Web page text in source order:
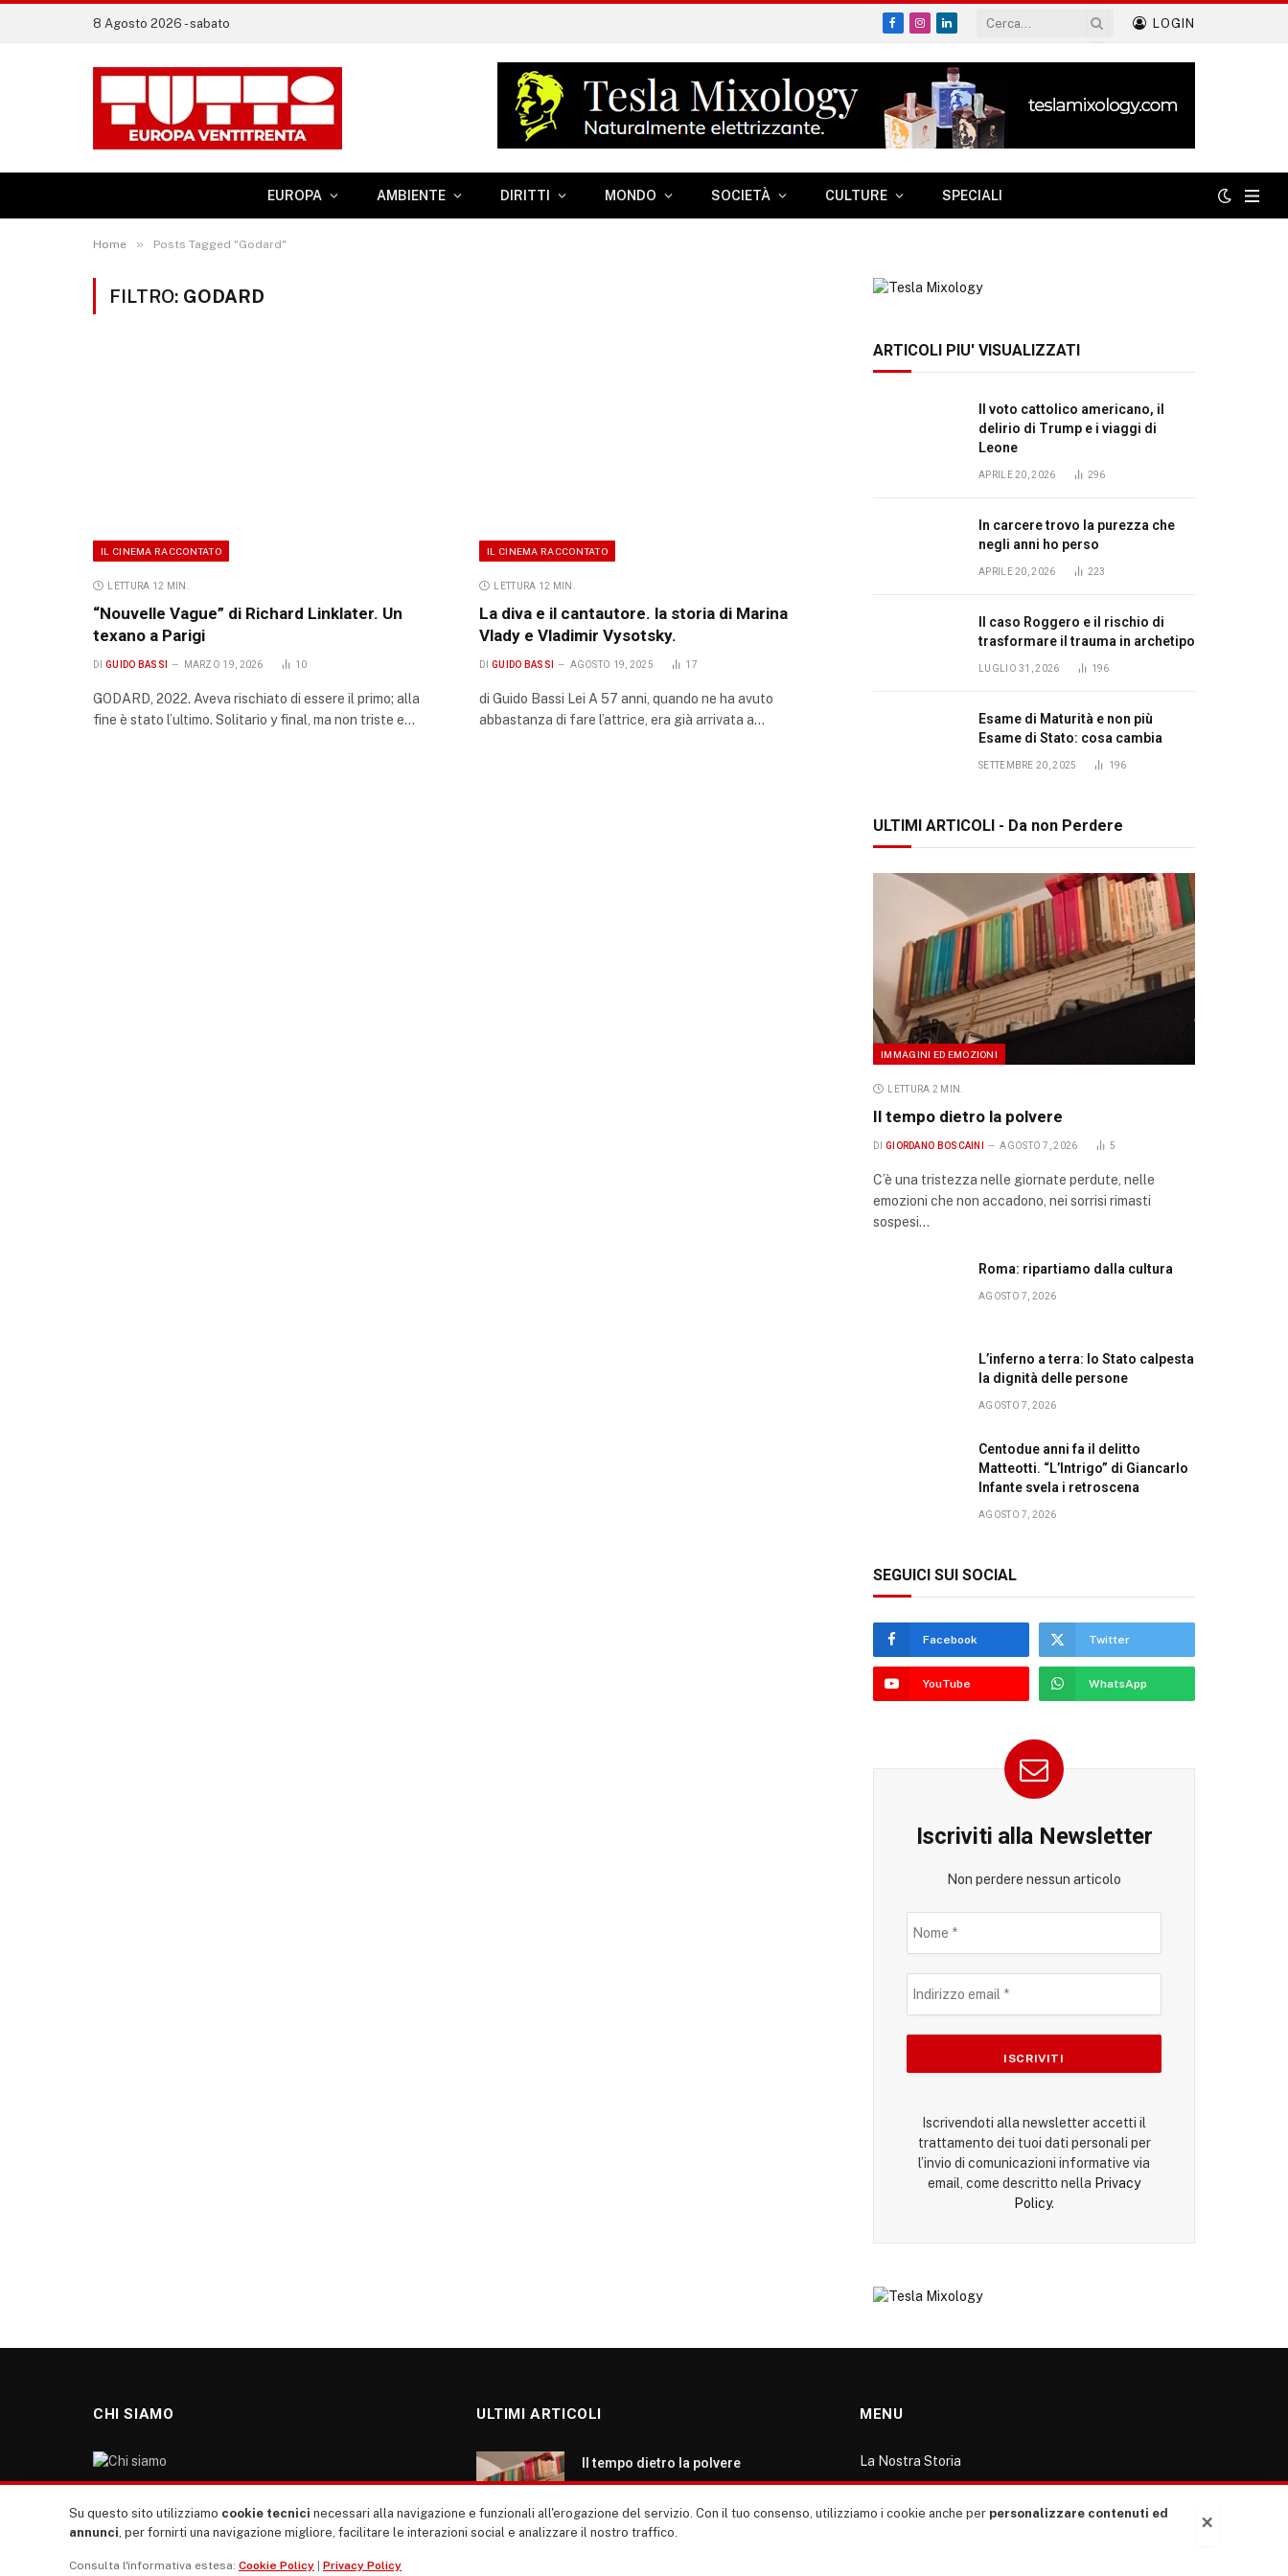
8 Agosto 2026 - sabato
Facebook
Instagram
LinkedIn
LOGIN
EUROPA AMBIENTE DIRITTI MONDO SOCIETÀ CULTURE SPECIALI
Home » Posts Tagged "Godard"
FILTRO: GODARD
IL CINEMA RACCONTATO
LETTURA 12 MIN.
“Nouvelle Vague” di Richard Linklater. Un
texano a Parigi
DI GUIDO BASSI MARZO 19, 2026 10
GODARD, 2022. Aveva rischiato di essere il primo; alla
fine è stato l’ultimo. Solitario y final, ma non triste e…
IL CINEMA RACCONTATO
LETTURA 12 MIN.
La diva e il cantautore. la storia di Marina
Vlady e Vladimir Vysotsky.
DI GUIDO BASSI AGOSTO 19, 2025 17
di Guido Bassi Lei A 57 anni, quando ne ha avuto
abbastanza di fare l’attrice, era già arrivata a…
ARTICOLI PIU' VISUALIZZATI
Il voto cattolico americano, il
delirio di Trump e i viaggi di
Leone
APRILE 20, 2026 296
In carcere trovo la purezza che
negli anni ho perso
APRILE 20, 2026 223
Il caso Roggero e il rischio di
trasformare il trauma in archetipo
LUGLIO 31, 2026 196
Esame di Maturità e non più
Esame di Stato: cosa cambia
SETTEMBRE 20, 2025 196
ULTIMI ARTICOLI - Da non Perdere
IMMAGINI ED EMOZIONI
LETTURA 2 MIN.
Il tempo dietro la polvere
DI GIORDANO BOSCAINI AGOSTO 7, 2026 5
C’è una tristezza nelle giornate perdute, nelle
emozioni che non accadono, nei sorrisi rimasti
sospesi…
Roma: ripartiamo dalla cultura
AGOSTO 7, 2026
L’inferno a terra: lo Stato calpesta
la dignità delle persone
AGOSTO 7, 2026
Centodue anni fa il delitto
Matteotti. “L’Intrigo” di Giancarlo
Infante svela i retroscena
AGOSTO 7, 2026
SEGUICI SUI SOCIAL
Facebook Twitter
YouTube WhatsApp
Iscriviti alla Newsletter
Non perdere nessun articolo
Iscrivendoti alla newsletter accetti il
trattamento dei tuoi dati personali per
l’invio di comunicazioni informative via
email, come descritto nella Privacy
Policy.
CHI SIAMO
nostro sito giornale è l’erede di “TUTTI”: giornale
anni ‘70, “rete”, diremmo oggi, dei direttori dei giornali
ULTIMI ARTICOLI
Il tempo dietro la polvere
MENU
La Nostra Storia
ventitrenta
×
Su questo sito utilizziamo cookie tecnici necessari alla navigazione e funzionali all'erogazione del servizio. Con il tuo consenso, utilizziamo i cookie anche per personalizzare contenuti ed
annunci, per fornirti una navigazione migliore, facilitare le interazioni social e analizzare il nostro traffico.
Consulta l'informativa estesa: Cookie Policy Privacy Policy